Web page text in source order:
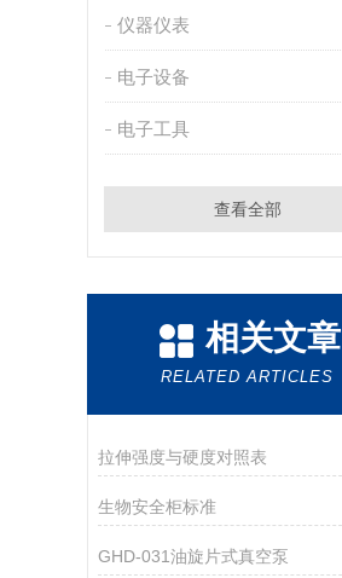
仪器仪表
电子设备
电子工具
查看全部
相关文章
RELATED ARTICLES
拉伸强度与硬度对照表
生物安全柜标准
GHD-031油旋片式真空泵